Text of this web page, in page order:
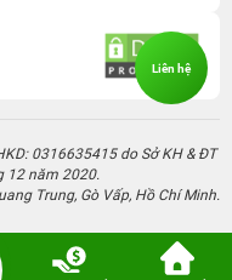
0316635415 do Sở KH & ĐT
12 năm 2020.
Trung, Gò Vấp, Hồ Chí Minh.
Liên hệ